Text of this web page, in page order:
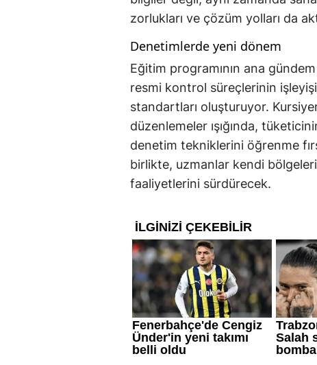
zorlukları ve çözüm yolları da
Denetimlerde yeni dönem
Eğitim programının ana
resmi kontrol süreçlerinin
standartları oluşturuyor.
düzenlemeler ışığında,
denetim tekniklerini öğrenme
birlikte, uzmanlar kendi
faaliyetlerini sürdürecek.